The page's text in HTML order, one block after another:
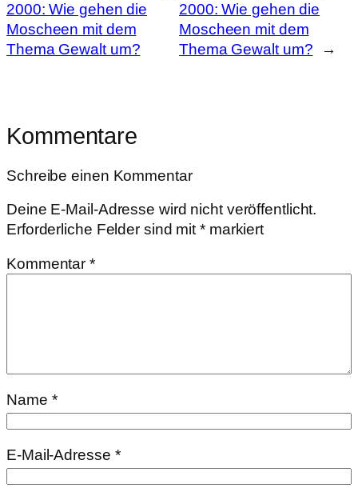
2000: Wie gehen die
Moscheen mit dem
Thema Gewalt um?
2000: Wie gehen die
Moscheen mit dem
Thema Gewalt um?
→
Kommentare
Schreibe einen Kommentar
Deine E-Mail-Adresse wird nicht veröffentlicht.
Erforderliche Felder sind mit *markiert
Kommentar*
Name *
E-Mail-Adresse *